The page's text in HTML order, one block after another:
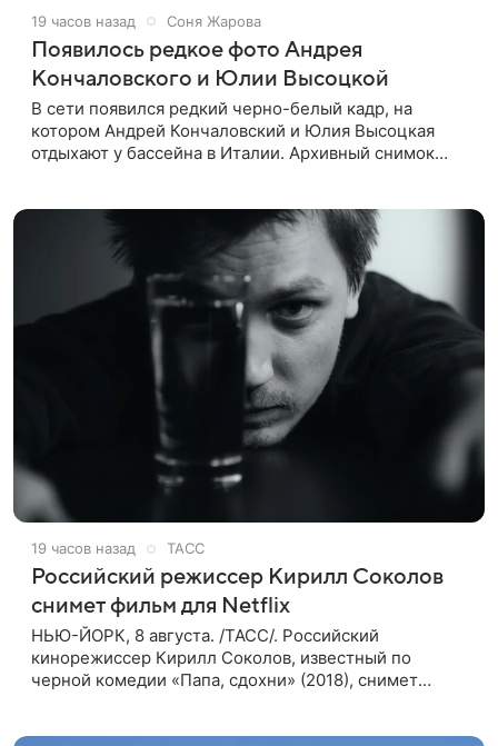
19 часов назад Соня Жарова
Появилось редкое фото Андрея
Кончаловского и Юлии Высоцкой
В сети появился редкий черно-белый кадр, на
котором Андрей Кончаловский и Юлия Высоцкая
отдыхают у бассейна в Италии. Архивный снимок
19 часов назад ТАСС
Российский режиссер Кирилл Соколов
снимет фильм для Netflix
НЬЮ-ЙОРК, 8 августа. /ТАСС/. Российский
кинорежиссер Кирилл Соколов, известный по
черной комедии «Папа, сдохни» (2018), снимет